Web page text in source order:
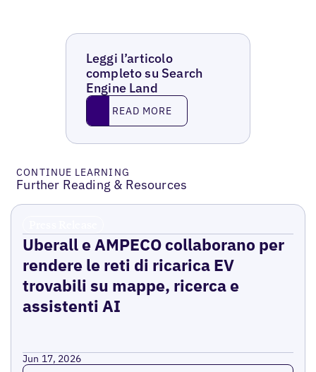
Leggi l’articolo
completo su Search
Engine Land
Read MoreREAD MORE
CONTINUE LEARNING
Further Reading & Resources
Uberall e AMPECO collaborano per
rendere le reti di ricarica EV
trovabili su mappe, ricerca e
assistenti AI
Jun 17, 2026